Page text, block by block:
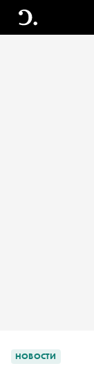
НОВОСТИ